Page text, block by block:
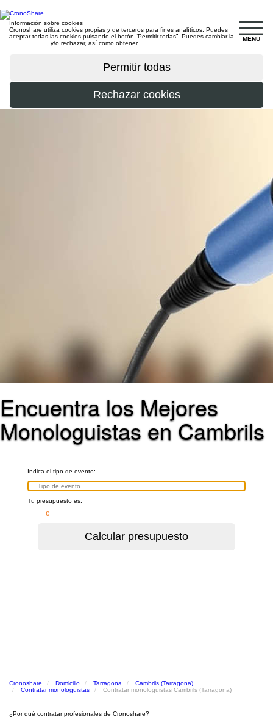
MENU
Información sobre cookies
Cronoshare utiliza cookies propias y de terceros para fines analíticos. Puedes
aceptar todas las cookies pulsando el botón “Permitir todas”. Puedes cambiar la
, y/o rechazar, así como obtener
Encuentra los Mejores
Monologuistas en Cambrils
Indica el tipo de evento:
Tu presupuesto es:
– €
Cronoshare Domicilio Tarragona
Cambrils (Tarragona)
Contratar monologuistas
Contratar monologuistas Cambrils (Tarragona)
¿Por qué contratar profesionales de Cronoshare?